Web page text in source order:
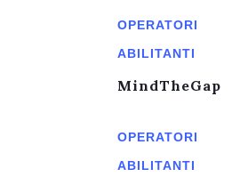
OPERATORI
ABILITANTI
MindTheGap
OPERATORI
ABILITANTI